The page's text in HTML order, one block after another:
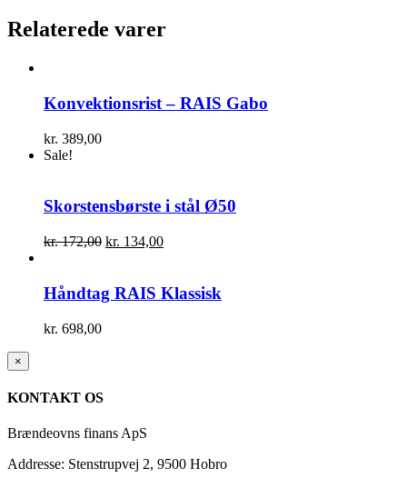
Relaterede varer
Konvektionsrist – RAIS Gabo
kr. 389,00
Sale!
Skorstensbørste i stål Ø50
kr.172,00 Den
var:
kr. 172,00.
kr. 134,00Den
er:
kr. 134,00.
Håndtag RAIS Klassisk
kr. 698,00
Close
product
view
×
KONTAKT OS
Brændeovns finans ApS
Addresse: Stenstrupvej 2, 9500 Hobro